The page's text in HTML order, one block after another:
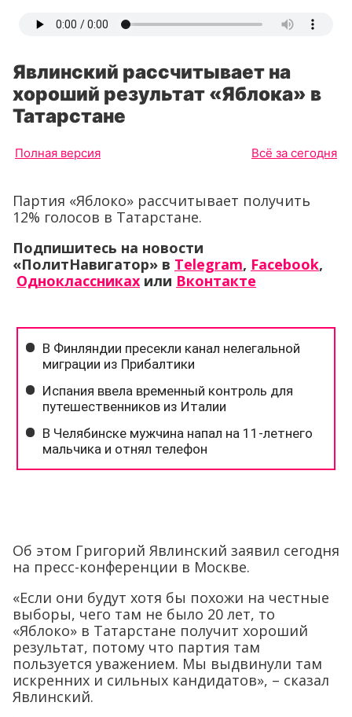
Явлинский рассчитывает на
хороший результат «Яблока» в
Татарстане
Полная версия Всё за сегодня
Партия «Яблоко» рассчитывает получить
12% голосов в Татарстане.
Подпишитесь на новости
«ПолитНавигатор» в Telegram, Facebook,
Одноклассниках или Вконтакте
Об этом Григорий Явлинский заявил сегодня
на пресс-конференции в Москве.
«Если они будут хотя бы похожи на честные
выборы, чего там не было 20 лет, то
«Яблоко» в Татарстане получит хороший
результат, потому что партия там
пользуется уважением. Мы выдвинули там
искренних и сильных кандидатов», – сказал
Явлинский.